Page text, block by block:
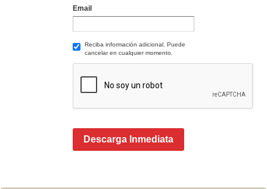
Email
Reciba información adicional. Puede
cancelar en cualquier momento.
Descarga Inmediata